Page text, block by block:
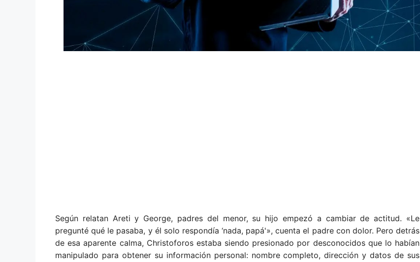
Según relatan Areti y George, padres del menor, su hijo empezó a cambiar de actitud. «Le
pregunté qué le pasaba, y él solo respondía ‘nada, papá'», cuenta el padre con dolor. Pero detrás
de esa aparente calma, Christoforos estaba siendo presionado por desconocidos que lo habían
manipulado para obtener su información personal: nombre completo, dirección y datos de sus